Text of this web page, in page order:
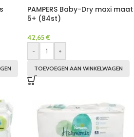
PAMPERS Baby-Dry maxi maat
5+ (84st)
42,65€
-
+
TOEVOEGEN AAN WINKELWAGEN